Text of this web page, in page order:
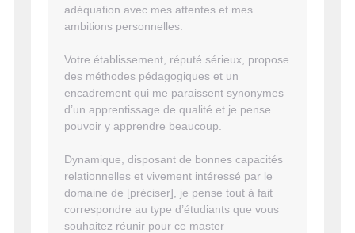
adéquation avec mes attentes et mes
ambitions personnelles.
Votre établissement, réputé sérieux, propose
des méthodes pédagogiques et un
encadrement qui me paraissent synonymes
d’un apprentissage de qualité et je pense
pouvoir y apprendre beaucoup.
Dynamique, disposant de bonnes capacités
relationnelles et vivement intéressé par le
domaine de [préciser], je pense tout à fait
correspondre au type d’étudiants que vous
souhaitez réunir pour ce master